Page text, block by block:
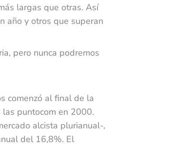
largas que otras. Así
año y otros que superan
pero nunca podremos
comenzó al final de la
puntocom en 2000.
alcista plurianual-,
del 16,8%. El